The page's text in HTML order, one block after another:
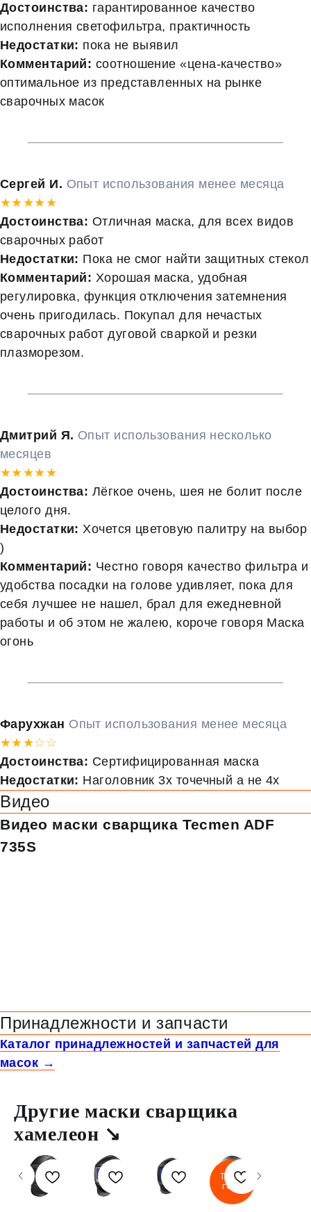
Достоинства: гарантированное качество
исполнения светофильтра, практичность
Недостатки: пока не выявил
Комментарий: соотношение «цена-качество»
оптимальное из представленных на рынке
сварочных масок
Сергей И. Опыт использования менее месяца
★★★★★
Достоинства: Отличная маска, для всех видов
сварочных работ
Недостатки: Пока не смог найти защитных стекол
Комментарий: Хорошая маска, удобная
регулировка, функция отключения затемнения
очень пригодилась. Покупал для нечастых
сварочных работ дуговой сваркой и резки
плазморезом.
Дмитрий Я. Опыт использования несколько
месяцев
★★★★★
Достоинства: Лёгкое очень, шея не болит после
целого дня.
Недостатки: Хочется цветовую палитру на выбор
)
Комментарий: Честно говоря качество фильтра и
удобства посадки на голове удивляет, пока для
себя лучшее не нашел, брал для ежедневной
работы и об этом не жалею, короче говоря Маска
огонь
Фарухжан Опыт использования менее месяца
★★★☆☆
Достоинства: Сертифицированная маска
Недостатки: Наголовник 3х точечный а не 4х
Видео
Видео маски сварщика Tecmen ADF
735S
Принадлежности и запчасти
Каталог принадлежностей и запчастей для
масок →
Другие маски сварщика
хамелеон ↘
Товар
года